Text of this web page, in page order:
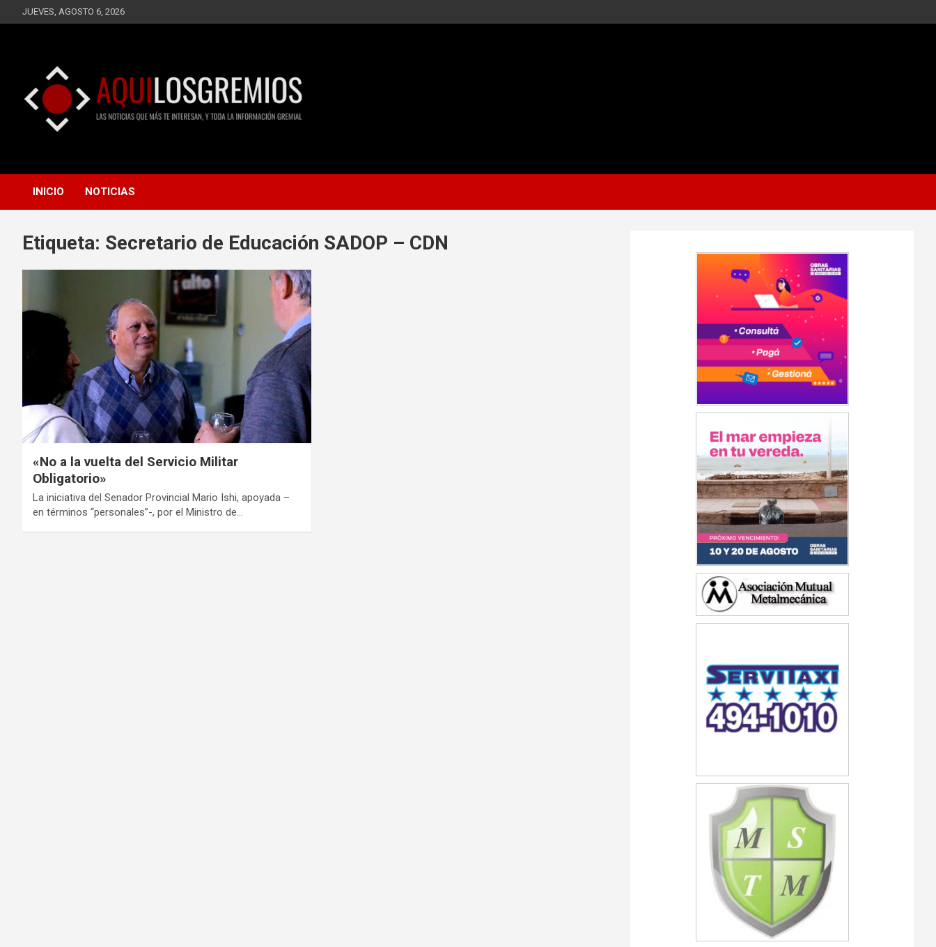
Saltar
al
JUEVES, AGOSTO 6, 2026
AQUÍ LOS GREMIOS
INFORMACIÓN GREMIAL
INICIO
NOTICIAS
Etiqueta: Secretario de Educación SADOP – CDN
«No a la vuelta del Servicio Militar
Obligatorio»
La iniciativa del Senador Provincial Mario Ishi, apoyada –
en términos “personales”-, por el Ministro de…